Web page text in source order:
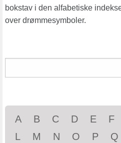
bokstav i den alfabetiske
over drømmesymboler.
A B C D E F
L
M N O P Q